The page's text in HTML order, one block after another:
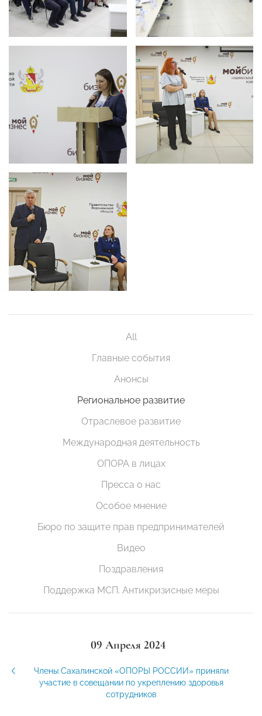
All
Главные события
Анонсы
Региональное развитие
Отраслевое развитие
Международная деятельность
ОПОРА в лицах
Пресса о нас
Особое мнение
Бюро по защите прав предпринимателей
Видео
Поздравления
Поддержка МСП. Антикризисные меры
09 Апреля 2024
Члены Сахалинской «ОПОРЫ РОССИИ» приняли
участие в совещании по укреплению здоровья
сотрудников